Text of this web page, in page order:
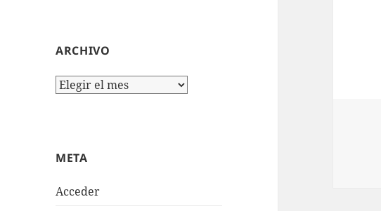
ARCHIVO
Archivo
META
Acceder